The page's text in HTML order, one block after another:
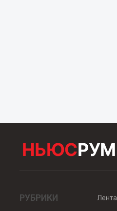
РУБРИКИ
Лента